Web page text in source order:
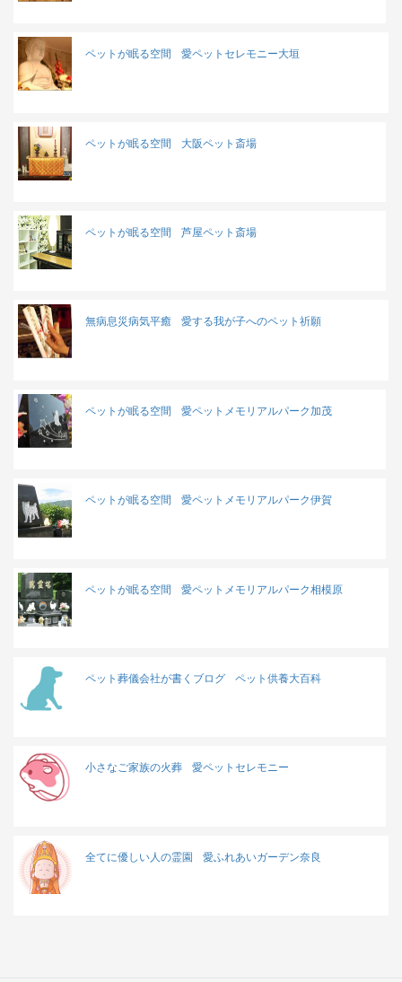
ペットが眠る空間 愛ペットセレモニー大垣
ペットが眠る空間 大阪ペット斎場
ペットが眠る空間 芦屋ペット斎場
無病息災病気平癒 愛する我が子へのペット祈願
ペットが眠る空間 愛ペットメモリアルパーク加茂
ペットが眠る空間 愛ペットメモリアルパーク伊賀
ペットが眠る空間 愛ペットメモリアルパーク相模原
ペット葬儀会社が書くブログ ペット供養大百科
小さなご家族の火葬 愛ペットセレモニー
全てに優しい人の霊園 愛ふれあいガーデン奈良